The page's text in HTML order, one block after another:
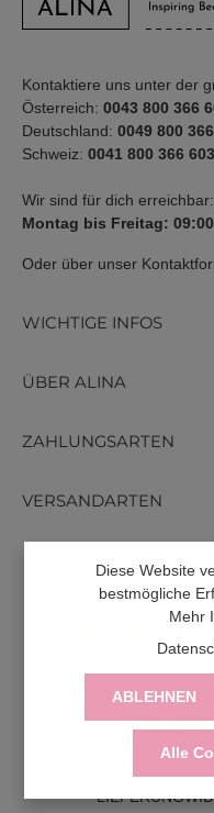
Kontaktiere uns unter der
Österreich: 0043 800 366
Deutschland: 0049 800
Schweiz: 0041 800 366 603
Wir sind für dich erreichbar:
Montag bis Freitag:
Oder über unser
WICHTIGE INFOS
ÜBER ALINA
ZAHLUNGSARTEN
VERSANDARTEN
LIEFERUNG
Diese Website
bestmögliche
Mehr
ABLEHNEN
Alle